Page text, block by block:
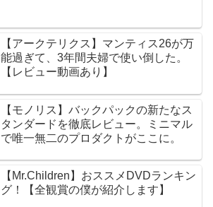
【アークテリクス】マンティス26が万
能過ぎて、3年間夫婦で使い倒した。
【レビュー動画あり】
【モノリス】バックパックの新たなス
タンダードを徹底レビュー。ミニマル
で唯一無二のプロダクトがここに。
【Mr.Children】おススメDVDランキン
グ！【全観賞の僕が紹介します】